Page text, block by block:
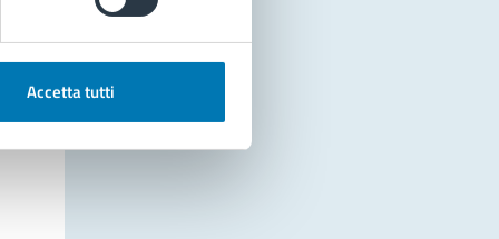
Accetta tutti